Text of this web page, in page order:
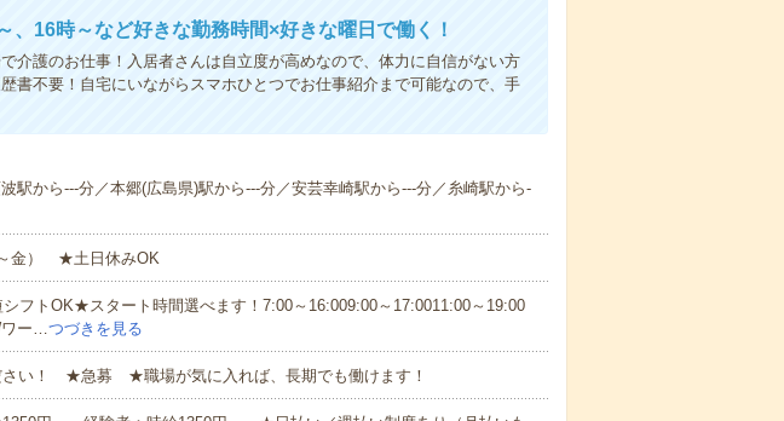
、16時～など好きな勤務時間×好きな曜日で働く！
介護のお仕事！入居者さんは自立度が高めなので、体力に自信がない方
書不要！自宅にいながらスマホひとつでお仕事紹介まで可能なので、手
駅から---分／本郷(広島県)駅から---分／安芸幸崎駅から---分／糸崎駅から-
金） ★土日休みOK
フトOK★スタート時間選べます！7:00～16:009:00～17:0011:00～19:00
ワー…つづきを見る
さい！ ★急募 ★職場が気に入れば、長期でも働けます！